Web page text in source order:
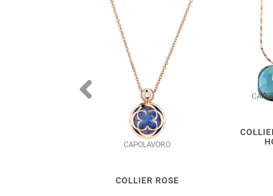
CAPOLAVORO
COLLIER ROSE